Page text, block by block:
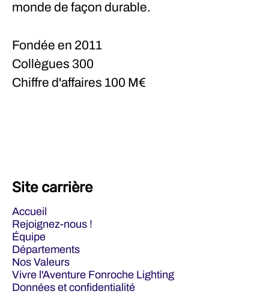
monde de façon durable.
Fondée en 2011
Collègues 300
Chiffre d'affaires 100 M€
Site carrière
Accueil
Rejoignez-nous !
Équipe
Départements
Nos Valeurs
Vivre l'Aventure Fonroche Lighting
Données et confidentialité